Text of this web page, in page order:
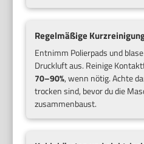
Regelmäßige
Entnimm Polierpads und
Druckluft aus. Reinige
70–90%, wenn nötig. Achte
trocken sind, bevor du die
zusammenbaust.